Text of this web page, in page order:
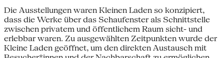
Die Ausstellungen waren Kleinen Laden so konzipiert,
dass die Werke über das Schaufenster als Schnittstelle
zwischen privatem und öffentlichem Raum sicht- und
erlebbar waren. Zu ausgewählten Zeitpunkten wurde der
Kleine Laden geöffnet, um den direkten Austausch mit